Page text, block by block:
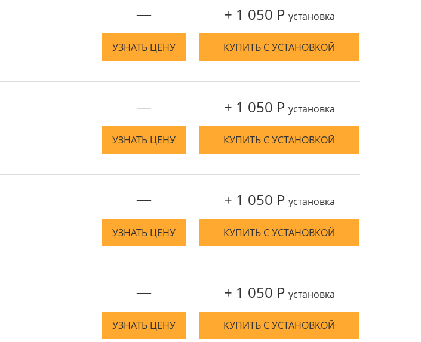
—
УЗНАТЬ ЦЕНУ
+ 1 050 Р установка
КУПИТЬ С УСТАНОВКОЙ
—
УЗНАТЬ ЦЕНУ
+ 1 050 Р установка
КУПИТЬ С УСТАНОВКОЙ
—
УЗНАТЬ ЦЕНУ
+ 1 050 Р установка
КУПИТЬ С УСТАНОВКОЙ
—
УЗНАТЬ ЦЕНУ
+ 1 050 Р установка
КУПИТЬ С УСТАНОВКОЙ